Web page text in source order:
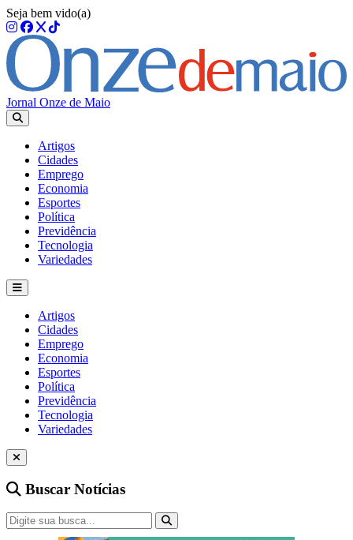
Seja bem vido(a)
Jornal Onze de Maio
Artigos
Cidades
Emprego
Economia
Esportes
Política
Previdência
Tecnologia
Variedades
Artigos
Cidades
Emprego
Economia
Esportes
Política
Previdência
Tecnologia
Variedades
Buscar Notícias